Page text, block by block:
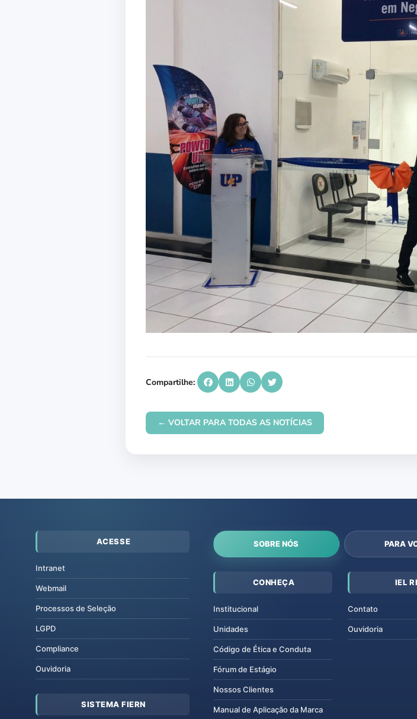
Compartilhe:
← VOLTAR PARA TODAS AS NOTÍCIAS
ACESSE
Intranet
Webmail
Processos de Seleção
LGPD
Compliance
Ouvidoria
SISTEMA FIERN
SOBRE NÓS PARA
CONHEÇA
Institucional
Unidades
Código de Ética e Conduta
Fórum de Estágio
Nossos Clientes
Manual de Aplicação da Marca
IEL
Contato
Ouvidoria